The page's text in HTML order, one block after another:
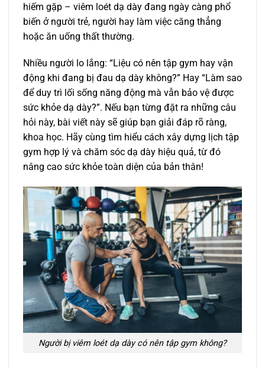
hiếm gặp – viêm loét dạ dày đang ngày càng phổ
biến ở người trẻ, người hay làm việc căng thẳng
hoặc ăn uống thất thường.
Nhiều người lo lắng: “Liệu có nên tập gym hay vận
động khi đang bị đau dạ dày không?” Hay “Làm sao
để duy trì lối sống năng động mà vẫn bảo vệ được
sức khỏe dạ dày?”. Nếu bạn từng đặt ra những câu
hỏi này, bài viết này sẽ giúp bạn giải đáp rõ ràng,
khoa học. Hãy cùng tìm hiểu cách xây dựng lịch tập
gym hợp lý và chăm sóc dạ dày hiệu quả, từ đó
nâng cao sức khỏe toàn diện của bản thân!
Người bị viêm loét dạ dày có nên tập gym không?